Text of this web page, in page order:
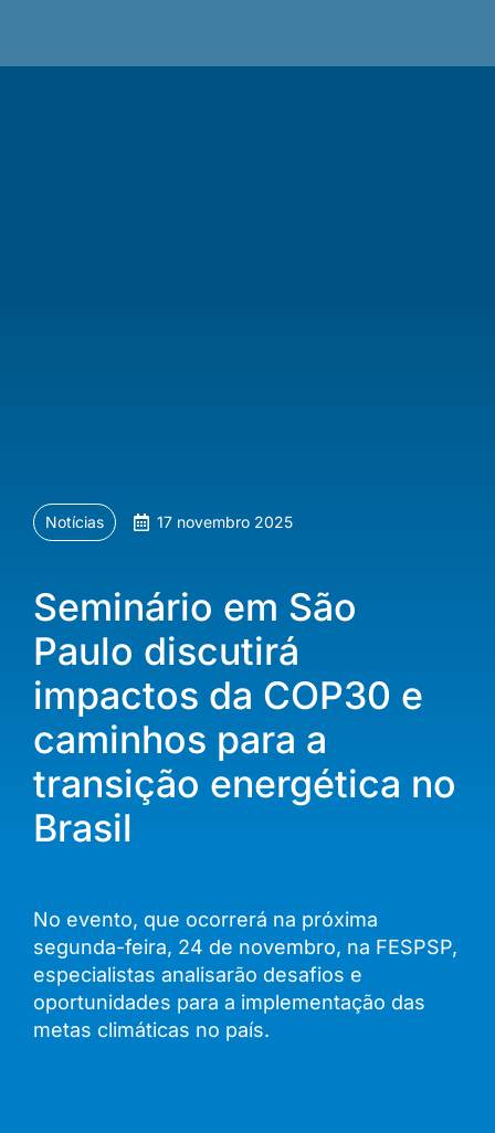
Notícias 17 novembro 2025
Seminário em São
Paulo discutirá
impactos da COP30 e
caminhos para a
transição energética no
Brasil
No evento, que ocorrerá na próxima
segunda-feira, 24 de novembro, na FESPSP,
especialistas analisarão desafios e
oportunidades para a implementação das
metas climáticas no país.